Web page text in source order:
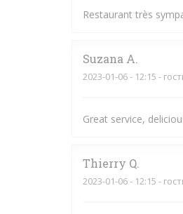
Restaurant très
Suzana A
2023-01-06- 12:15 -
Great service,
Thierry Q
2023-01-06- 12:15 -